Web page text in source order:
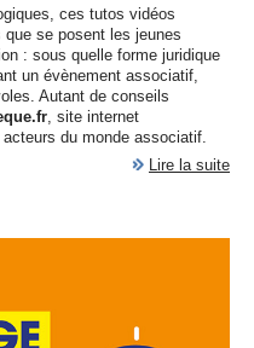
ces tutos vidéos
se posent les jeunes
: sous quelle forme juridique
un évènement associatif,
Autant de conseils
, site internet
du monde associatif.
Lire la suite